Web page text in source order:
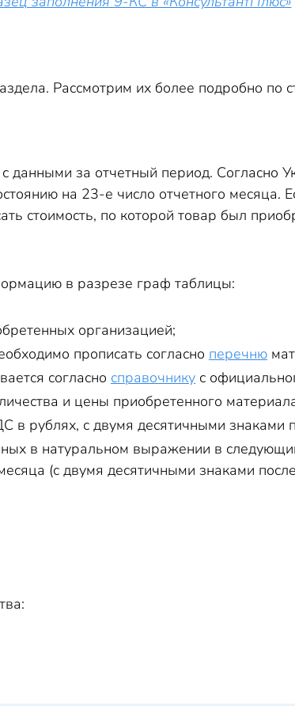
Рассмотрим их более подробно по
за отчетный период. Согласно
на 23-е число отчетного месяца.
стоимость, по которой товар был
в разрезе граф таблицы:
организацией;
прописать согласно перечню
согласно справочнику с
и цены приобретенного
рублях, с двумя десятичными знаками
в натуральном выражении в
(с двумя десятичными знаками